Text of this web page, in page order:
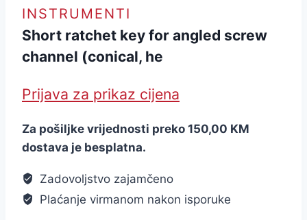
INSTRUMENTI
Short ratchet key for angled screw
channel (conical, he
Prijava za prikaz cijena
Za pošiljke vrijednosti preko 150,00 KM
dostava je besplatna.
Zadovoljstvo zajamčeno
Plaćanje virmanom nakon isporuke